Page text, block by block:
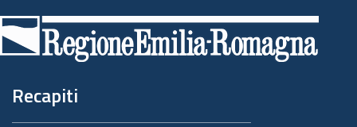
di
pagina
Recapiti